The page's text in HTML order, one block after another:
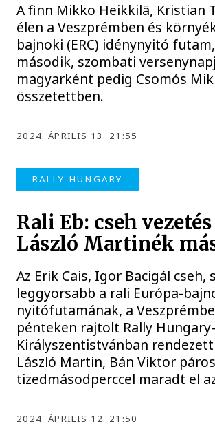
A finn Mikko Heikkilä, Kristian
élen a Veszprémben és
bajnoki (ERC) idénynyitó
második, szombati
magyarként pedig Csomós
összetettben.
2024. ÁPRILIS 13. 21:55
RALLY HUNGARY
Rali Eb: cseh
László Martinék
Az Erik Cais, Igor Bacigál
leggyorsabb a rali Európa-
nyitófutamának, a
pénteken rajtolt Rally
Királyszentistvánban
László Martin, Bán Viktor
tizedmásodperccel maradt el
2024. ÁPRILIS 12. 21:50